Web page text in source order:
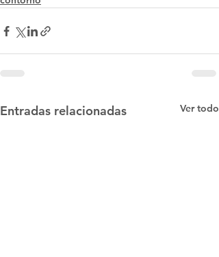
Entradas relacionadas Ver todo